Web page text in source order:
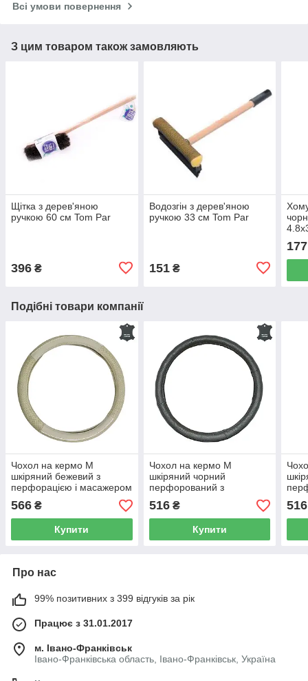
Всі умови повернення
З цим товаром також замовляють
Щітка з дерев'яною
ручкою 60 см Tom Par
396 ₴
Водозгін з дерев'яною
ручкою 33 см Tom Par
151₴
177
Подібні товари компанії
Чохол на кермо М
шкіряний бежевий з
перфорацією і масажером
Elegant Plus EL 105706
566 ₴
Купити
Чохол на кермо М
шкіряний чорний
перфорований з
масажером Elegant Plus
EL 105636
516₴
Купити
EL
516
Про нас
99% позитивних з 399 відгуків за рік
Працює з 31.01.2017
м. Івано-Франківськ
Івано-Франківська область, Івано-Франківськ, Україна